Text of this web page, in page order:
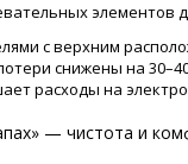
элементов
с верхним
снижены на
расходы на
— чистота и